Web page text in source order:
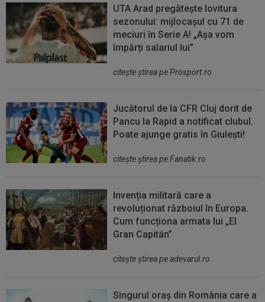
UTA Arad pregătește lovitura
sezonului: mijlocașul cu 71 de
meciuri în Serie A! „Așa vom
împărți salariul lui”
citeşte ştirea pe Prosport.ro
Jucătorul de la CFR Cluj dorit de
Pancu la Rapid a notificat clubul.
Poate ajunge gratis în Giulești!
citeşte ştirea pe Fanatik.ro
Invenția militară care a
revoluționat războiul în Europa.
Cum funcționa armata lui „El
Gran Capitán”
citeşte ştirea pe adevarul.ro
Singurul oraș din România care a